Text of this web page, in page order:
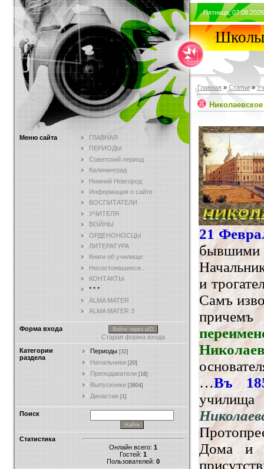
Меню сайта
ГЛАВНАЯ
ПЕРИОДЫ
Советский период
Калининград
Нижний Новгород
Информация о сайте
ВОСПИТАТЕЛИ
УЧИТЕЛЯ
ВОЙНЫ
ОРДЕНОНОСЦЫ
ЛИТЕРАТУРА
Книги об училище
Несостоявшиеся...
КОНТАКТЫ
* * *
ALMA MATER
ALMA MATER 3
Форма входа Войти через uID
Старая форма входа
Категории
раздела
Периоды [32]
Начальники [20]
Преподаватели [16]
Выпускники [3804]
Династии [1]
Поиск
Статистика
Онлайн всего: 1
Гостей: 1
Пользователей: 0
Пятница,
Школы
Главная » Статьи »
21
и
Самъ
…Въ
Дома и